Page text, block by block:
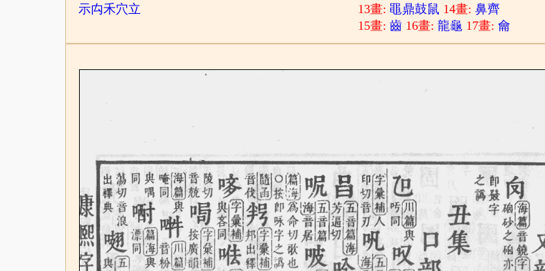
示禸禾穴立
13畫:黽鼎鼓鼠 14畫:鼻齊
15畫:齒 16畫:龍龜 17畫:龠